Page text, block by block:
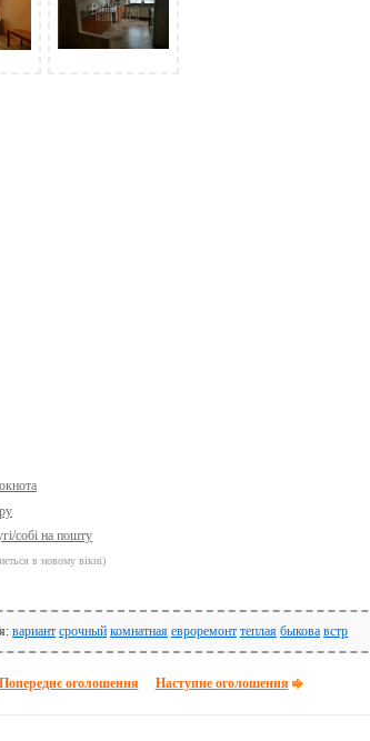
собі на пошту
в новому вікні)
вариант срочный комнатная евроремонт теплая быкова встр
Попереднє оголошення Наступне оголошення